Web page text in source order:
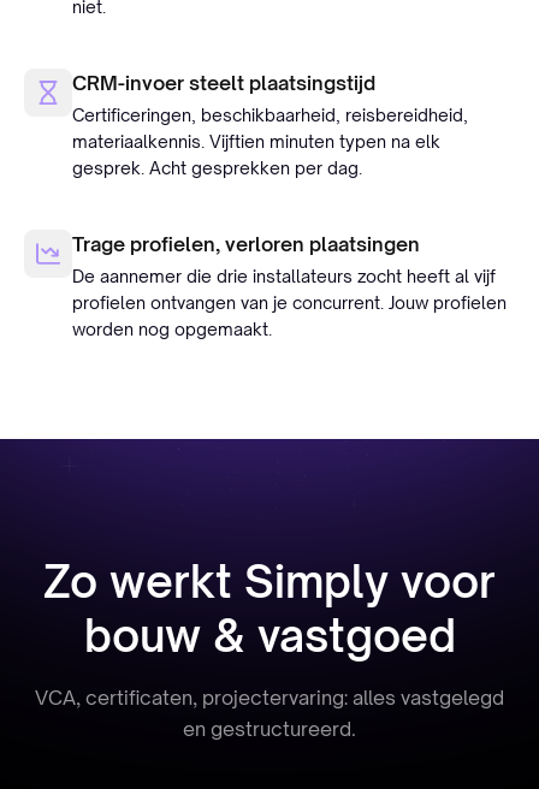
niet.
CRM-invoer steelt plaatsingstijd
Certificeringen, beschikbaarheid, reisbereidheid,
materiaalkennis. Vijftien minuten typen na elk
gesprek. Acht gesprekken per dag.
Trage profielen, verloren plaatsingen
De aannemer die drie installateurs zocht heeft al vijf
profielen ontvangen van je concurrent. Jouw profielen
worden nog opgemaakt.
Zo werkt Simply voor
bouw & vastgoed
VCA, certificaten, projectervaring: alles vastgelegd
en gestructureerd.